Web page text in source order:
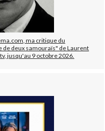
ma critique du
deux samouraïs" de Laurent
jusqu'au 9 octobre 2026.